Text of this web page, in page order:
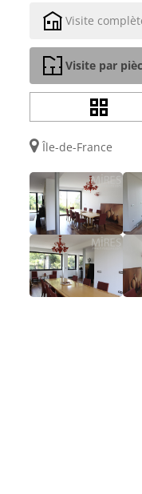
Visite
Visite par
Île-de-France